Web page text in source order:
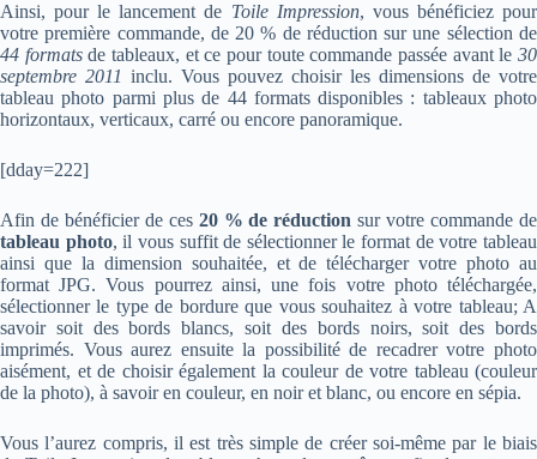
Ainsi, pour le lancement de Toile Impression, vous bénéficiez pour
votre première commande, de 20 % de réduction sur une sélection de
44 formatsde tableaux, et ce pour toute commande passée avant le30
septembre 2011 inclu. Vous pouvez choisir les dimensions de votre
tableau photo parmi plus de 44 formats disponibles : tableaux photo
horizontaux, verticaux, carré ou encore panoramique.
[dday=222]
Afin de bénéficier de ces 20 % de réduction sur votre commande de
tableau photo, il vous suffit de sélectionner le format de votre tableau
ainsi que la dimension souhaitée, et de télécharger votre photo au
format JPG. Vous pourrez ainsi, une fois votre photo téléchargée,
sélectionner le type de bordure que vous souhaitez à votre tableau; A
savoir soit des bords blancs, soit des bords noirs, soit des bords
imprimés. Vous aurez ensuite la possibilité de recadrer votre photo
aisément, et de choisir également la couleur de votre tableau (couleur
de la photo), à savoir en couleur, en noir et blanc, ou encore en sépia.
Vous l’aurez compris, il est très simple de créer soi-même par le biais